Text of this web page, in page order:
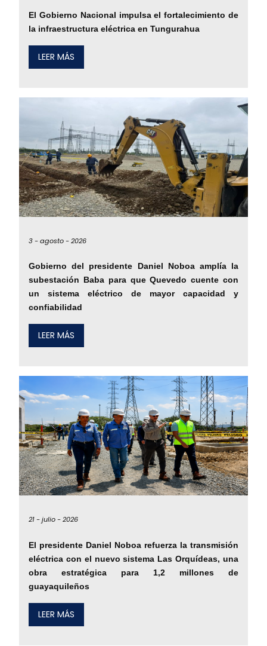
El Gobierno Nacional impulsa el fortalecimiento de
la infraestructura eléctrica en Tungurahua
LEER MÁS
3 -agosto -2026
Gobierno del presidente Daniel Noboa amplía la
subestación Baba para que Quevedo cuente con
un sistema eléctrico de mayor capacidad y
confiabilidad
LEER MÁS
21 -julio -2026
El presidente Daniel Noboa refuerza la transmisión
eléctrica con el nuevo sistema Las Orquídeas, una
obra estratégica para 1,2 millones de
guayaquileños
LEER MÁS